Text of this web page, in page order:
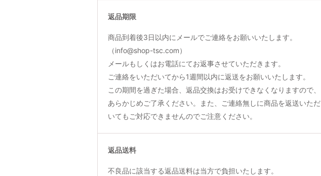
返品期限
商品到着後3日以内にメールでご連絡をお願いいたします。
（info@shop-tsc.com）
メールもしくはお電話にてお返事させていただきます。
ご連絡をいただいてから1週間以内に返送をお願いいたします。
この期間を過ぎた場合、返品交換はお受けできなくなりますので、
あらかじめご了承ください。また、ご連絡無しに商品を返送いただ
いてもご対応できませんのでご注意ください。
返品送料
不良品に該当する返品送料は当方で負担いたします。